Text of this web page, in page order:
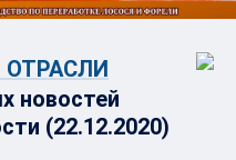
новостей
(22.12.2020)